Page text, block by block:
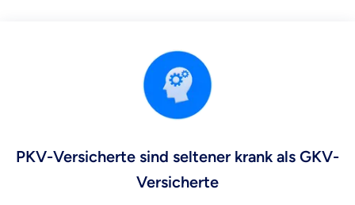
PKV-Versicherte sind seltener krank als GKV-
Versicherte